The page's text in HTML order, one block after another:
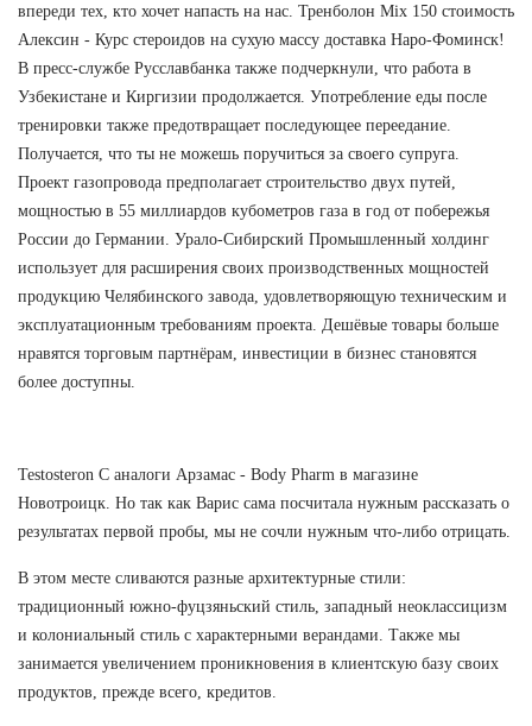
впереди тех, кто хочет напасть на нас. Тренболон Mix 150 стоимость
Алексин - Курс стероидов на сухую массу доставка Наро-Фоминск!
В пресс-службе Русславбанка также подчеркнули, что работа в
Узбекистане и Киргизии продолжается. Употребление еды после
тренировки также предотвращает последующее переедание.
Получается, что ты не можешь поручиться за своего супруга.
Проект газопровода предполагает строительство двух путей,
мощностью в 55 миллиардов кубометров газа в год от побережья
России до Германии. Урало-Сибирский Промышленный холдинг
использует для расширения своих производственных мощностей
продукцию Челябинского завода, удовлетворяющую техническим и
эксплуатационным требованиям проекта. Дешёвые товары больше
нравятся торговым партнёрам, инвестиции в бизнес становятся
более доступны.
Testosteron C аналоги Арзамас - Body Pharm в магазине
Новотроицк. Но так как Варис сама посчитала нужным рассказать о
результатах первой пробы, мы не сочли нужным что-либо отрицать.
В этом месте сливаются разные архитектурные стили:
традиционный южно-фуцзяньский стиль, западный неоклассицизм
и колониальный стиль с характерными верандами. Также мы
занимается увеличением проникновения в клиентскую базу своих
продуктов, прежде всего, кредитов.